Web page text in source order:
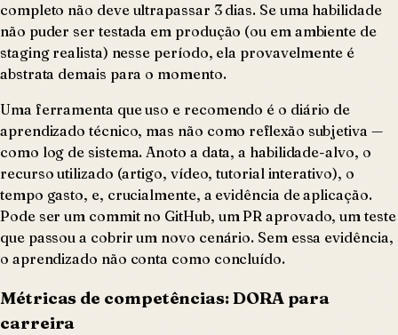
completo não deve ultrapassar 3 dias. Se uma habilidade
não puder ser testada em produção (ou em ambiente de
staging realista) nesse período, ela provavelmente é
abstrata demais para o momento.
Uma ferramenta que uso e recomendo é o diário de
aprendizado técnico, mas não como reflexão subjetiva —
como log de sistema. Anoto a data, a habilidade-alvo, o
recurso utilizado (artigo, vídeo, tutorial interativo), o
tempo gasto, e, crucialmente, a evidência de aplicação.
Pode ser um commit no GitHub, um PR aprovado, um teste
que passou a cobrir um novo cenário. Sem essa evidência,
o aprendizado não conta como concluído.
Métricas de competências: DORA para
carreira